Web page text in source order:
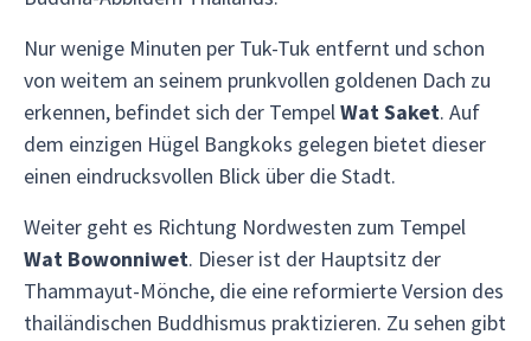
Nur wenige Minuten per Tuk-Tuk entfernt und schon
von weitem an seinem prunkvollen goldenen Dach zu
erkennen, befindet sich der TempelWat Saket. Auf
dem einzigen Hügel Bangkoks gelegen bietet dieser
einen eindrucksvollen Blick über die Stadt.
Weiter geht es Richtung Nordwesten zum Tempel
Wat Bowonniwet. Dieser ist der Hauptsitz der
Thammayut-Mönche, die eine reformierte Version des
thailändischen Buddhismus praktizieren. Zu sehen gibt